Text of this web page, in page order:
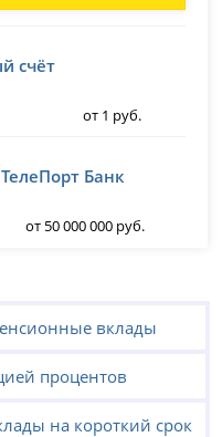
счёт
от 1 руб.
Банк
от 50 000 000 руб.
вклады
процентов
на короткий срок